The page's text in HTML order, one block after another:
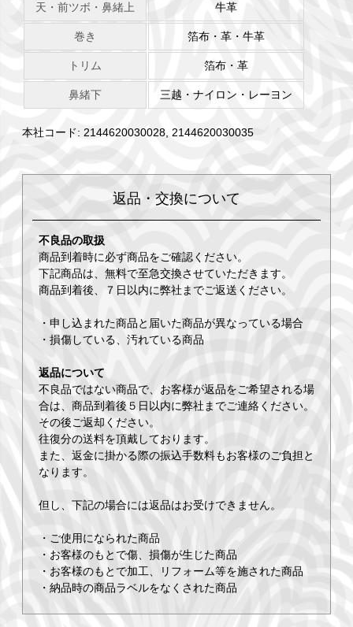
天・前ツボ・鼻緒上 牛革
巻き 箔布・革・牛革
トリム 箔布・革
鼻緒下 三越・ナイロン・レーヨン
本社コード: 2144620030028, 2144620030035
返品・交換について
不良品の取扱
商品到着時に必ず商品をご確認ください。
下記商品は、無料で至急交換させていただきます。
商品到着後、７日以内に弊社までご返送ください。
・申し込まれた商品と届いた商品が異なっている場合
・損傷している、汚れている商品
返品について
不良品ではない商品で、お客様が返品をご希望される場
合は、商品到着後５日以内に弊社までご連絡ください。
その後ご返却ください。
往復分の送料を頂戴しております。
また、返金に掛かる際の振込手数料もお客様のご負担と
なります。
但し、下記の場合には返品はお受けできません。
・ご使用になられた商品
・お客様のもとで傷、損傷が生じた商品
・お客様のもとで加工、リフォーム等を施された商品
・納品時の商品ラベルをなくされた商品